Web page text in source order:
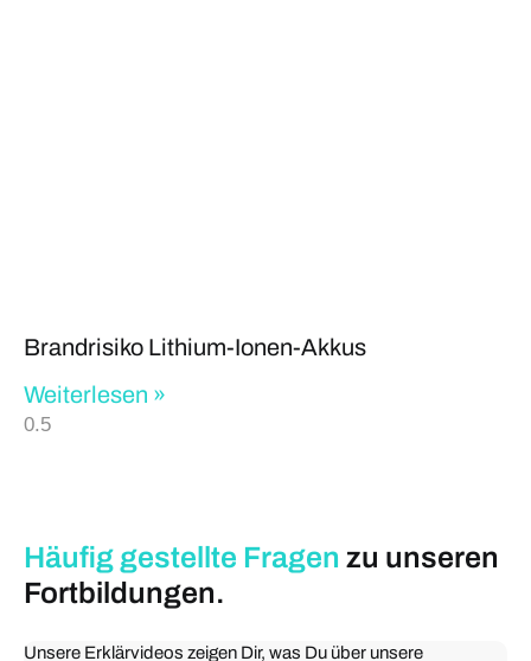
Brandrisiko Lithium-Ionen-Akkus
Weiterlesen »
Häufig gestellte Fragen zu unseren
Fortbildungen.
Unsere Erklärvideos zeigen Dir, was Du über unsere